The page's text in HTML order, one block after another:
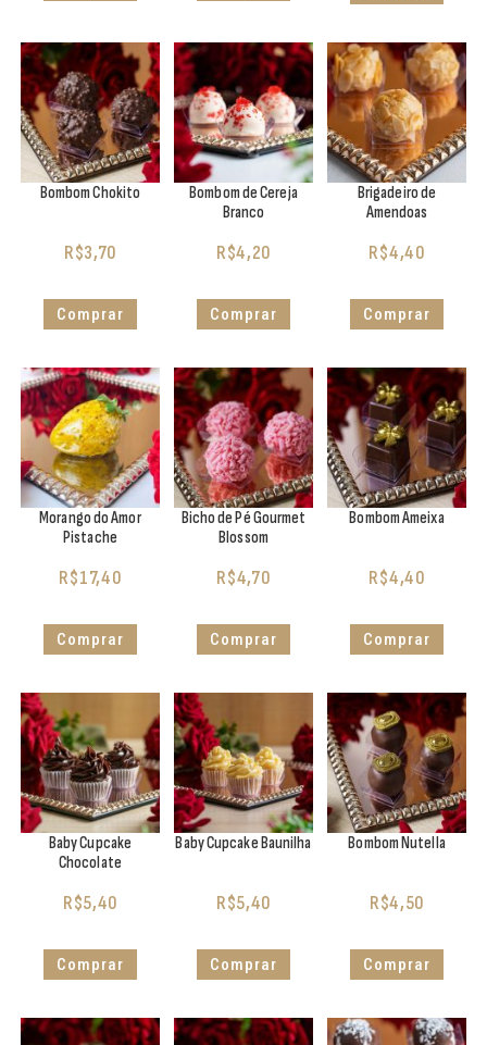
Bombom Chokito
R$3,70
Comprar
Bombom de Cereja
Branco
R$4,20
Comprar
Brigadeiro de
Amendoas
R$4,40
Comprar
Morango do Amor
Pistache
R$17,40
Comprar
Bicho de Pé Gourmet
Blossom
R$4,70
Comprar
Bombom Ameixa
R$4,40
Comprar
Baby Cupcake
Chocolate
R$5,40
Comprar
Baby Cupcake Baunilha
R$5,40
Comprar
Bombom Nutella
R$4,50
Comprar